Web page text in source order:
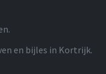
en bijles in Kortrijk.